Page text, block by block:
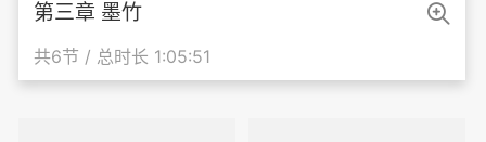
第三章 墨竹
共6节 / 总时长 1:05:51
